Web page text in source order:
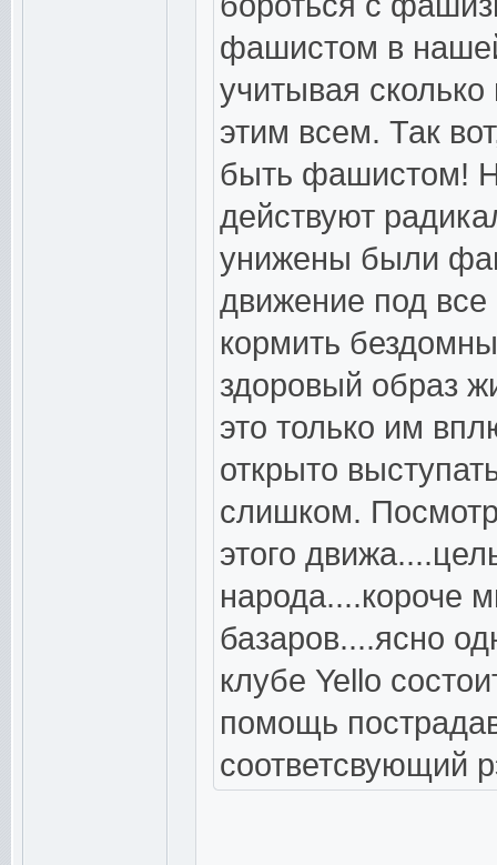
фашистом в
учитывая
этим всем. Так
быть фашистом!
действуют
унижены были
движение под
кормить
здоровый образ
это только им
открыто
слишком.
этого
народа....короче
базаров....ясно
клубе Yello
помощь
соответсвующий